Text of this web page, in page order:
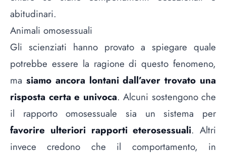
abitudinari.
Animali omosessuali
Gli scienziati hanno provato a spiegare quale
potrebbe essere la ragione di questo fenomeno,
ma siamo ancora lontani dall’aver trovato una
risposta certa e univoca. Alcuni sostengono che
il rapporto omosessuale sia un sistema per
favorire ulteriori rapporti eterosessuali. Altri
invece credono che il comportamento, in